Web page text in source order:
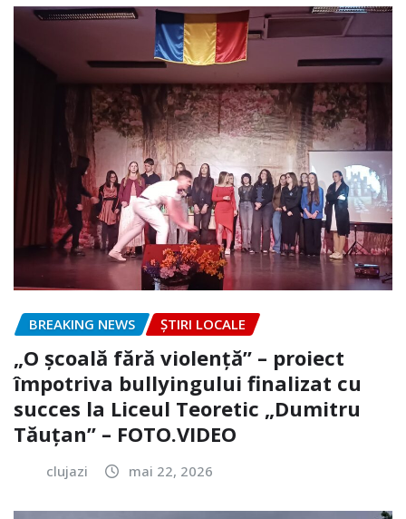
BREAKING NEWS ȘTIRI LOCALE
„O școală fără violență” – proiect
împotriva bullyingului finalizat cu
succes la Liceul Teoretic „Dumitru
Tăuțan” – FOTO.VIDEO
clujazi mai 22, 2026